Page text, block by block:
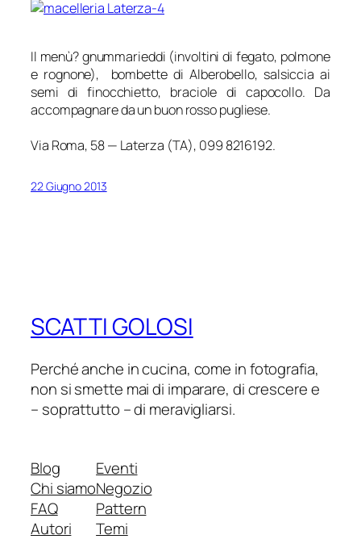
Il menù? gnummarieddi (involtini di fegato, polmone
e rognone), bombette di Alberobello, salsiccia ai
semi di finocchietto, braciole di capocollo. Da
accompagnare da un buon rosso pugliese.
Via Roma, 58 — Laterza (TA), 099 8216192.
22 Giugno 2013
SCATTI GOLOSI
Perché anche in cucina, come in fotografia,
non si smette mai di imparare, di crescere e
– soprattutto – di meravigliarsi.
Blog
Chi siamo
FAQ
Autori
Eventi
Negozio
Pattern
Temi